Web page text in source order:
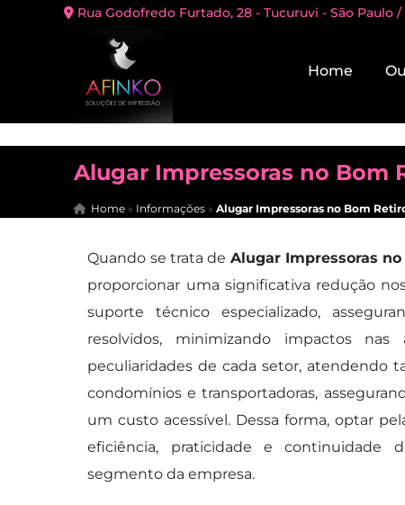
Rua Godofredo Furtado, 28 - Tucuruvi - São Paulo /
Home
Alugar Impressoras no Bom
Home » Informações »Alugar Impressoras no Bom
Quando se trata de Alugar Impressoras
proporcionar uma significativa redução
suporte técnico especializado,
resolvidos, minimizando impactos
peculiaridades de cada setor, atendendo
condomínios e transportadoras,
um custo acessível. Dessa forma, optar
eficiência, praticidade e continuidade
segmento da empresa.